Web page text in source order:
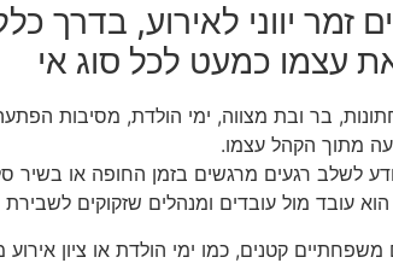
זמר יווני לאירוע, בדרך
עצמו כמעט לכל סוג אי
מתוך הקהל עצמו.
לשלב רגעים מרגשים בזמן החופה או
עובד מול עובדים ומנהלים שזקוקים
משפחתיים קטנים, כמו ימי הולדת או ציון